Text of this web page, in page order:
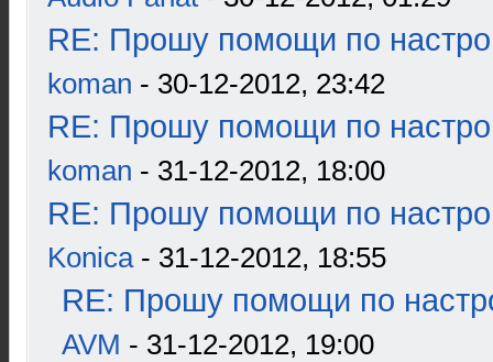
RE: Прошу помощи по
koman - 30-12-2012, 23:42
RE: Прошу помощи по
koman - 31-12-2012, 18:00
RE: Прошу помощи по
Konica- 31-12-2012, 18:55
RE: Прошу помощи по
AVM - 31-12-2012, 19:00